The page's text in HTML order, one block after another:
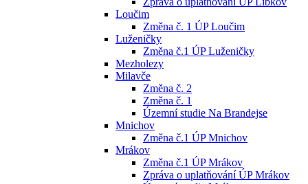
Loučim
Změna č. 1 ÚP Loučim
Luženičky
Změna č.1 ÚP Luženičky
Mezholezy
Milavče
Změna č. 2
Změna č. 1
Územní studie Na Brandejse
Mnichov
Změna č.1 ÚP Mnichov
Mrákov
Změna č.1 ÚP Mrákov
Zpráva o uplatňování ÚP Mrákov